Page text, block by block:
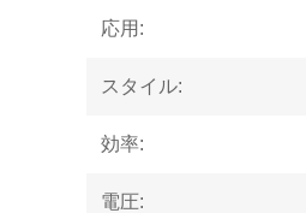
応用:
スタイル:
効率:
電圧: